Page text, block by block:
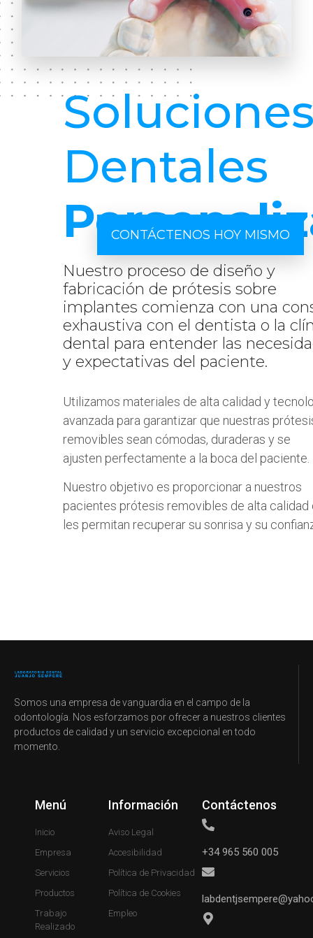
CONTÁCTENOS HOY MISMO
Dentales
Nuestro proceso de diseño y
fabricación de prótesis sobre
implantes comienza con una
exhaustiva con el dentista o la
dental para entender las
y expectativas del paciente.
Utilizamos materiales de alta calidad y
avanzada para garantizar que nuestras
removibles sean cómodas, duraderas y se
ajusten perfectamente a la boca del paciente.
Nuestro objetivo es proporcionar a nuestros
pacientes prótesis removibles de alta calidad
les permitan recuperar su sonrisa y su
Somos una empresa de vanguardia en el campo de la
odontología. Nos esforzamos por ofrecer a nuestros clientes
productos de calidad y un servicio excepcional en todo
momento.
Menú
Inicio
Empresa
Servicios
Productos
Trabajo
Realizado
Información
Aviso Legal
Accesibilidad
Política de Privacidad
Política de Cookies
Empleo
Contáctenos
+34 965 560 005